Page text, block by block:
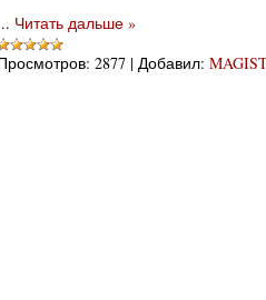
Читать дальше »
2877 | Добавил: